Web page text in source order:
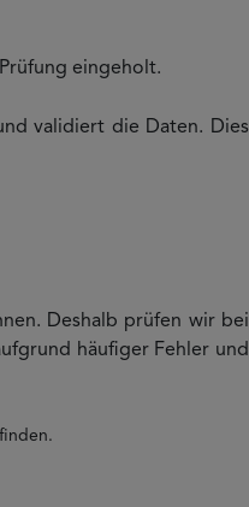
eingeholt.
validiert die Daten. Dies
Deshalb prüfen wir bei
häufiger Fehler und